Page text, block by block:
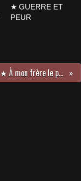
★ GUERRE ET
PEUR
★ À mon frère le paysan